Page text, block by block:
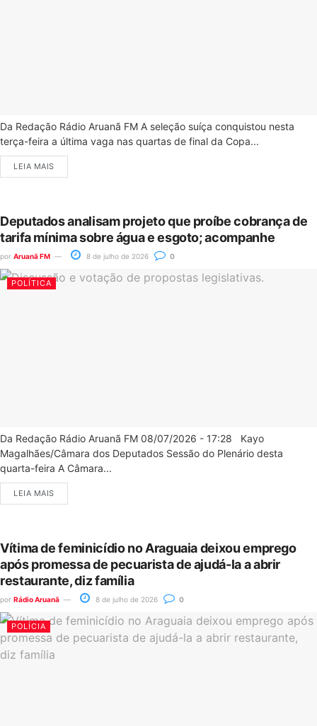
Da Redação Rádio Aruanã FM A seleção suíça conquistou nesta
terça-feira a última vaga nas quartas de final da Copa...
LEIA MAIS
Deputados analisam projeto que proíbe cobrança de
tarifa mínima sobre água e esgoto; acompanhe
por Aruanã FM 8 de julho de 2026 0
POLÍTICA
Da Redação Rádio Aruanã FM 08/07/2026 - 17:28 Kayo
Magalhães/Câmara dos Deputados Sessão do Plenário desta
quarta-feira A Câmara...
LEIA MAIS
Vítima de feminicídio no Araguaia deixou emprego
após promessa de pecuarista de ajudá-la a abrir
restaurante, diz família
por Rádio Aruanã 8 de julho de 2026 0
POLÍCIA